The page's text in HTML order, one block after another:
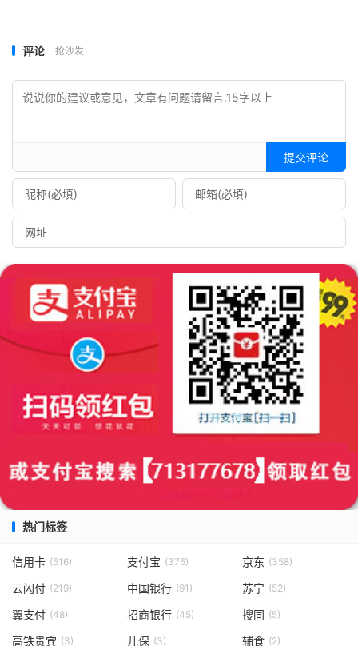
评论 抢沙发
提交评论
热门标签
信用卡 (516) 支付宝 (376) 京东 (358)
云闪付 (219) 中国银行 (91) 苏宁 (52)
翼支付 (48) 招商银行 (45) 搜同 (5)
高铁贵宾 (3) 儿保 (3) 辅食 (2)